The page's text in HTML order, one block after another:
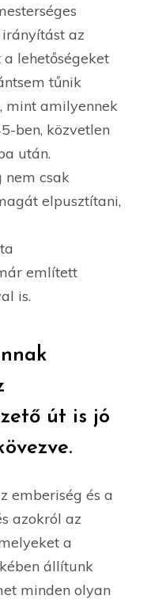
az
lehetőségeket
tűnik
mint amilyennek
ben, közvetlen
után.
nem csak
elpusztítani,
említett
is.
út is jó
emberiség és a
azokról az
a
állítunk
minden olyan